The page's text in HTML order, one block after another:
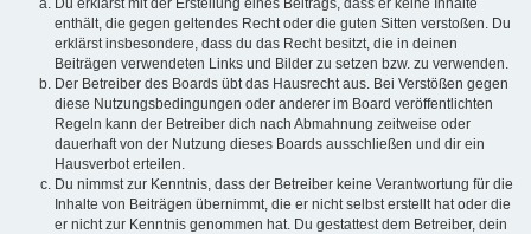
enthält, die gegen geltendes Recht oder die guten Sitten verstoßen. Du
erklärst insbesondere, dass du das Recht besitzt, die in deinen
Beiträgen verwendeten Links und Bilder zu setzen bzw. zu verwenden.
Der Betreiber des Boards übt das Hausrecht aus. Bei Verstößen gegen
diese Nutzungsbedingungen oder anderer im Board veröffentlichten
Regeln kann der Betreiber dich nach Abmahnung zeitweise oder
dauerhaft von der Nutzung dieses Boards ausschließen und dir ein
Hausverbot erteilen.
Du nimmst zur Kenntnis, dass der Betreiber keine Verantwortung für die
Inhalte von Beiträgen übernimmt, die er nicht selbst erstellt hat oder die
er nicht zur Kenntnis genommen hat. Du gestattest dem Betreiber, dein